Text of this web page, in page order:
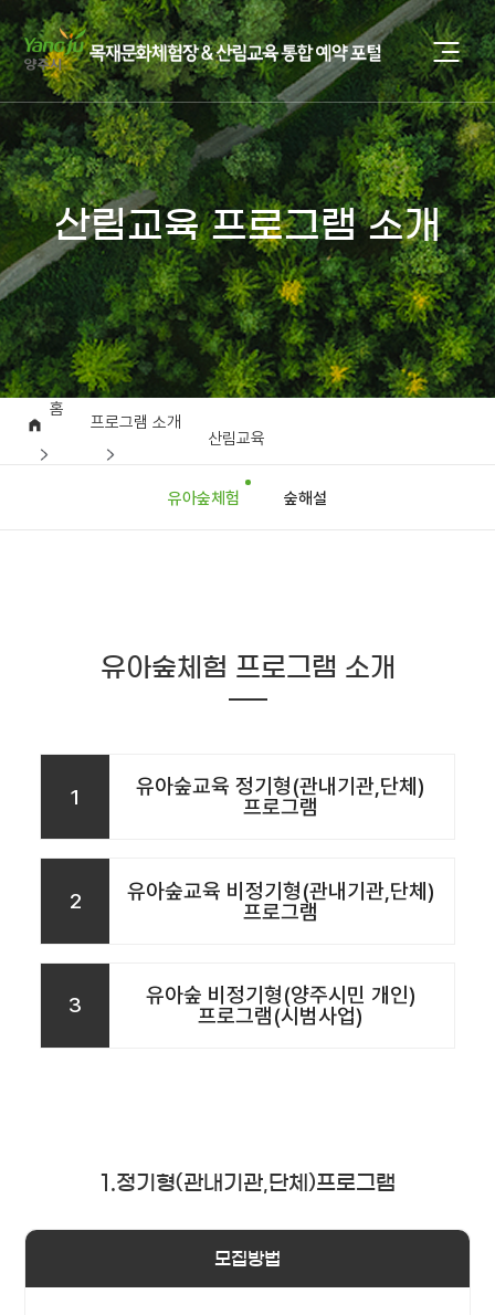
산림교육 프로그램 소개
홈
프로그램 소개
산림교육
유아숲체험 숲해설
유아숲체험 프로그램 소개
1
유아숲교육 정기형(관내기관,단체)
프로그램
2
유아숲교육 비정기형(관내기관,단체)
프로그램
3
유아숲 비정기형(양주시민 개인)
프로그램(시범사업)
1.정기형(관내기관,단체)프로그램
모집방법